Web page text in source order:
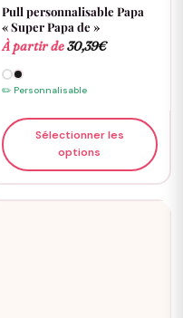
Pull personnalisable Papa
« Super Papa de »
À partir de30,39€
✏️ Personnalisable
Sélectionner les
options